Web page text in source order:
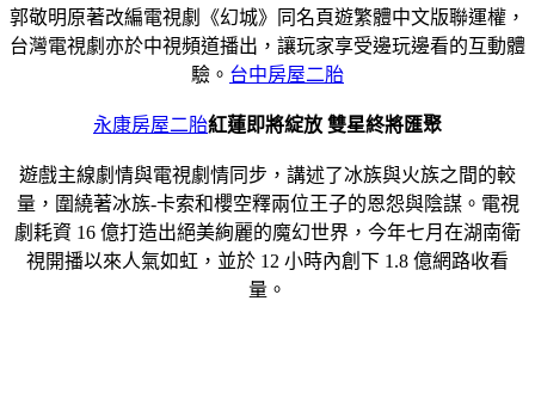
郭敬明原著改編電視劇《幻城》同名頁遊繁體中文版聯運權，
台灣電視劇亦於中視頻道播出，讓玩家享受邊玩邊看的互動體
驗。 台中房屋二胎
永康房屋二胎紅蓮即將綻放 雙星終將匯聚
遊戲主線劇情與電視劇情同步，講述了冰族與火族之間的較
量，圍繞著冰族-卡索和櫻空釋兩位王子的恩怨與陰謀。電視
劇耗資 16 億打造出絕美絢麗的魔幻世界，今年七月在湖南衛
視開播以來人氣如虹，並於 12 小時內創下 1.8 億網路收看
量。